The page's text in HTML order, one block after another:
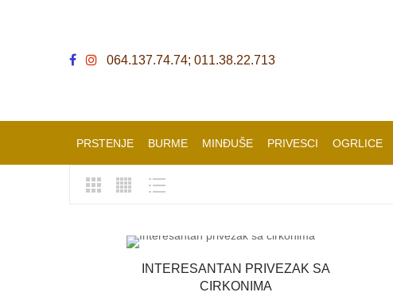
064.137.74.74; 011.38.22.713
PRSTENJE BURME MINĐUŠE PRIVESCI OGRLICE
INTERESANTAN PRIVEZAK SA
CIRKONIMA